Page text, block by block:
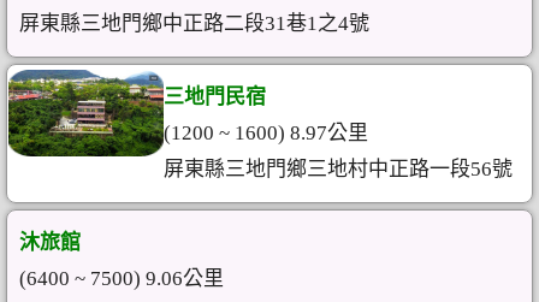
屏東縣三地門鄉中正路二段31巷1之4號
三地門民宿
(1200 ~ 1600) 8.97公里
屏東縣三地門鄉三地村中正路一段56號
沐旅館
(6400 ~ 7500) 9.06公里